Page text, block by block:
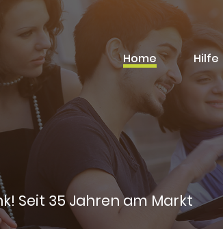
Home Hilfe
Seit 35 Jahren am Markt